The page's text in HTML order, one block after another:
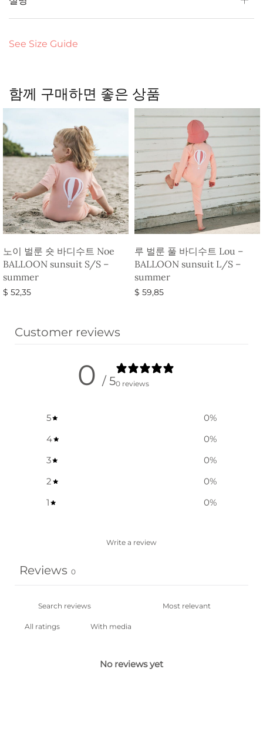
See Size Guide
함께 구매하면 좋은 상품
노이 벌룬 숏 바디수트 Noe
BALLOON sunsuit S/S –
summer
$ 52,35
루 벌룬 풀 바디수트 Lou –
BALLOON sunsuit L/S –
summer
$ 59,85
Customer reviews
0 / 50 reviews
5 0%
4
0%
3
0%
2
0%
1
0%
Write a review
Reviews 0
With media
No reviews yet